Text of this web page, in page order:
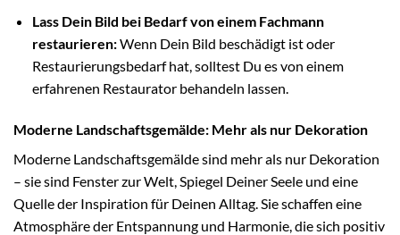
Lass Dein Bild bei Bedarf von einem Fachmann
restaurieren:Wenn Dein Bild beschädigt ist oder
Restaurierungsbedarf hat, solltest Du es von einem
erfahrenen Restaurator behandeln lassen.
Moderne Landschaftsgemälde: Mehr als nur Dekoration
Moderne Landschaftsgemälde sind mehr als nur Dekoration
– sie sind Fenster zur Welt, Spiegel Deiner Seele und eine
Quelle der Inspiration für Deinen Alltag. Sie schaffen eine
Atmosphäre der Entspannung und Harmonie, die sich positiv